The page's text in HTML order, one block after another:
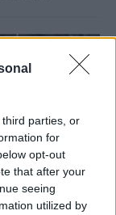
parties, or
for
opt-out
that after your
seeing
utilized by